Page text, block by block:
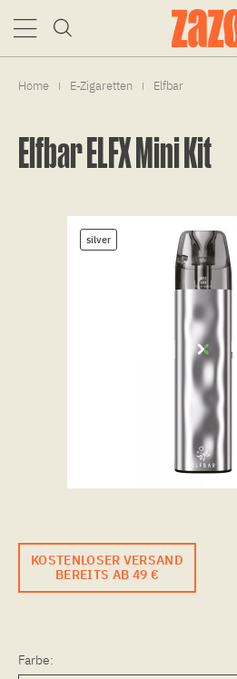
Home | E-Zigaretten | Elfbar
Elfbar ELFX Mini Kit
silver
KOSTENLOSER VERSAND
BEREITS AB 49 €
Farbe: